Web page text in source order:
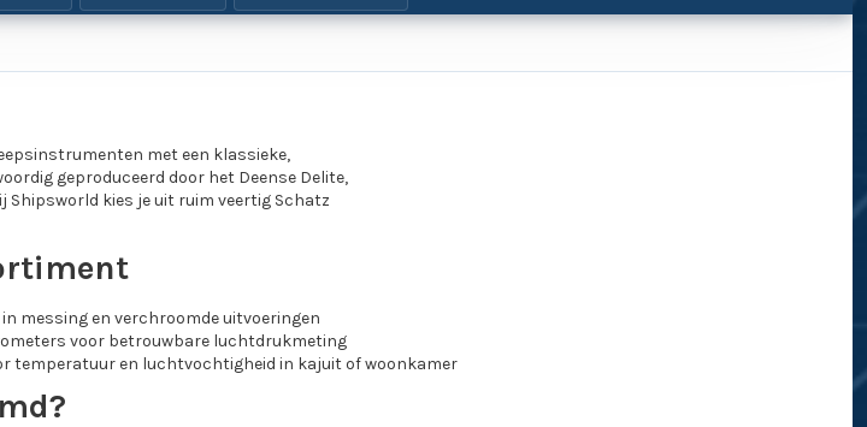
met een klassieke,
geproduceerd door het Deense Delite,
kies je uit ruim veertig Schatz
messing en verchroomde uitvoeringen
voor betrouwbare luchtdrukmeting
temperatuur en luchtvochtigheid in kajuit of woonkamer